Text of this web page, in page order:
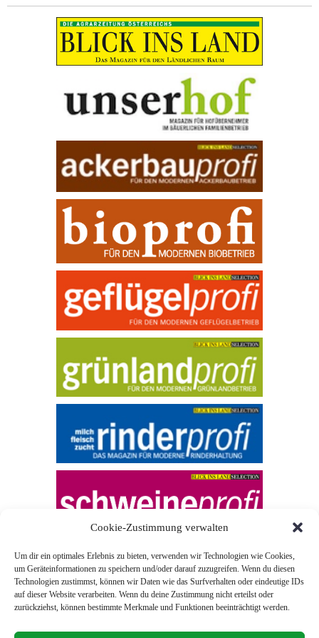
Cookie-Zustimmung verwalten
Um dir ein optimales Erlebnis zu bieten, verwenden wir Technologien wie Cookies,
um Geräteinformationen zu speichern und/oder darauf zuzugreifen. Wenn du diesen
Technologien zustimmst, können wir Daten wie das Surfverhalten oder eindeutige IDs
auf dieser Website verarbeiten. Wenn du deine Zustimmung nicht erteilst oder
zurückziehst, können bestimmte Merkmale und Funktionen beeinträchtigt werden.